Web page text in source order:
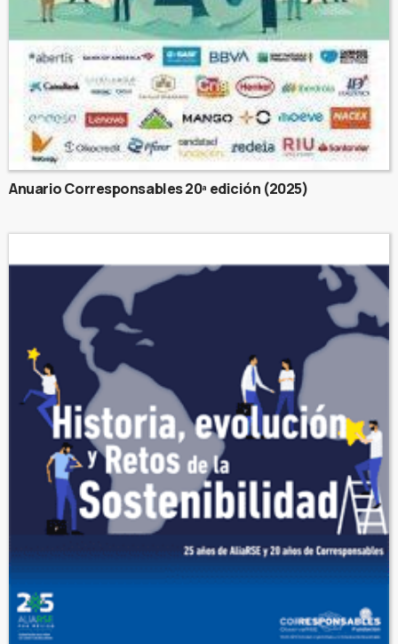
Anuario Corresponsables 20ª edición (2025)